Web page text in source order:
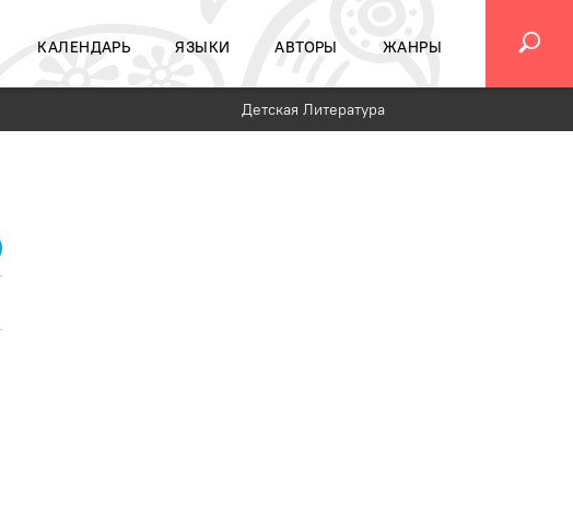
КАЛЕНДАРЬ ЯЗЫКИ АВТОРЫ ЖАНРЫ
Детская Литература